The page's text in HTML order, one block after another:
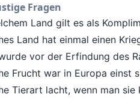
Fragen
Land gilt es als
Land hat einmal einen
vor der Erfindung des
Frucht war in Europa einst
Tierart lacht, wenn man